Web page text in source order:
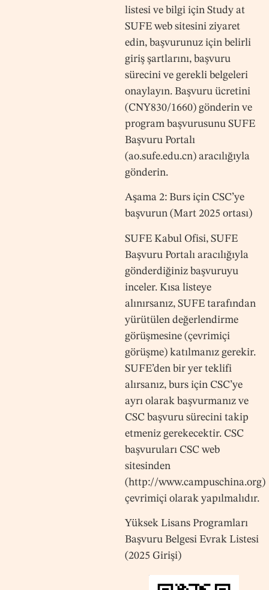
listesi ve bilgi için Study at
SUFE web sitesini ziyaret
edin, başvurunuz için belirli
giriş şartlarını, başvuru
sürecini ve gerekli belgeleri
onaylayın. Başvuru ücretini
(CNY830/1660) gönderin ve
program başvurusunu SUFE
Başvuru Portalı
(ao.sufe.edu.cn) aracılığıyla
gönderin.
Aşama 2: Burs için CSC’ye
başvurun (Mart 2025 ortası)
SUFE Kabul Ofisi, SUFE
Başvuru Portalı aracılığıyla
gönderdiğiniz başvuruyu
inceler. Kısa listeye
alınırsanız, SUFE tarafından
yürütülen değerlendirme
görüşmesine (çevrimiçi
görüşme) katılmanız gerekir.
SUFE’den bir yer teklifi
alırsanız, burs için CSC’ye
ayrı olarak başvurmanız ve
CSC başvuru sürecini takip
etmeniz gerekecektir. CSC
başvuruları CSC web
sitesinden
(http://www.campuschina.org)
çevrimiçi olarak yapılmalıdır.
Yüksek Lisans Programları
Başvuru Belgesi Evrak Listesi
(2025 Girişi)